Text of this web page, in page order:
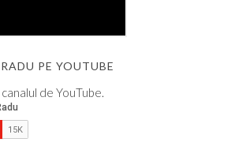
PE YOUTUBE
de YouTube.